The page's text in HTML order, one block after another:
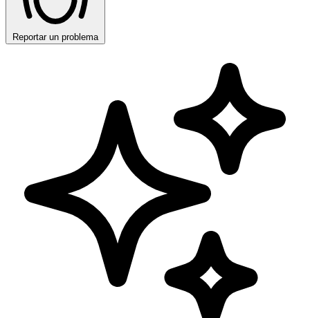
Reportar un problema